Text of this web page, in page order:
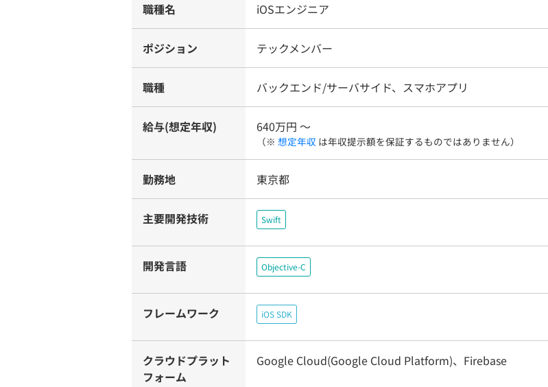
職種名 iOSエンジニア
ポジション テックメンバー
職種 バックエンド/サーバサイド、スマホアプリ
給与(想定年収) 640万円 〜
（※ 想定年収 は年収提示額を保証するものではありません）
勤務地 東京都
主要開発技術 Swift
開発言語 Objective-C
フレームワーク iOS SDK
クラウドプラット
フォーム
Google Cloud(Google Cloud Platform)、Firebase